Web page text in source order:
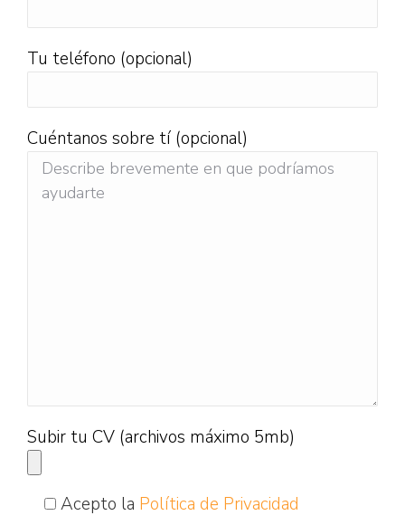
Tu teléfono (opcional)
Cuéntanos sobre tí (opcional)
Subir tu CV (archivos máximo 5mb)
Acepto la Política de Privacidad